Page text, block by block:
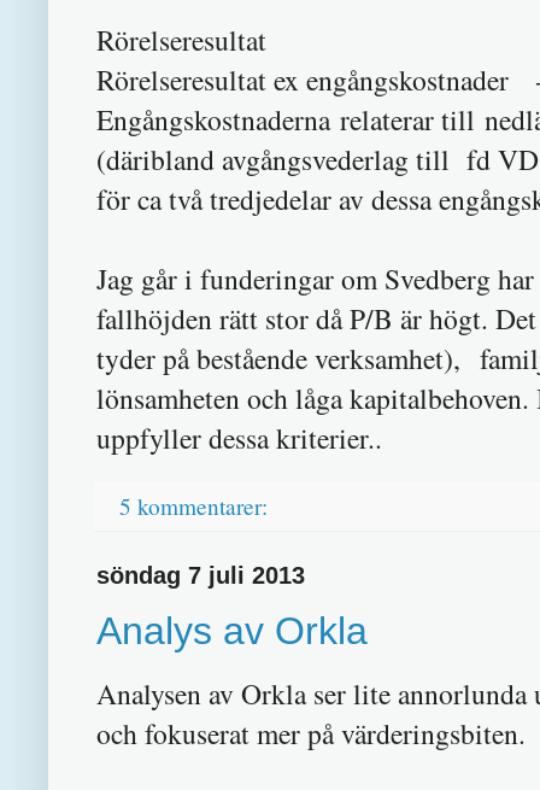
Rörelseresultat
Rörelseresultat ex engångskostnader
Engångskostnaderna relaterar till
(däribland avgångsvederlag till fd
för ca två tredjedelar av dessa
Jag går i funderingar om Svedberg
fallhöjden rätt stor då P/B är högt.
tyder på bestående verksamhet),
lönsamheten och låga
uppfyller dessa kriterier..
5 kommentarer:
söndag 7 juli 2013
Analys av Orkla
Analysen av Orkla ser lite
och fokuserat mer på värderingsbiten.